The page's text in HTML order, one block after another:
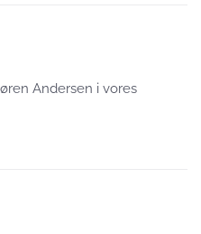
Andersen i vores